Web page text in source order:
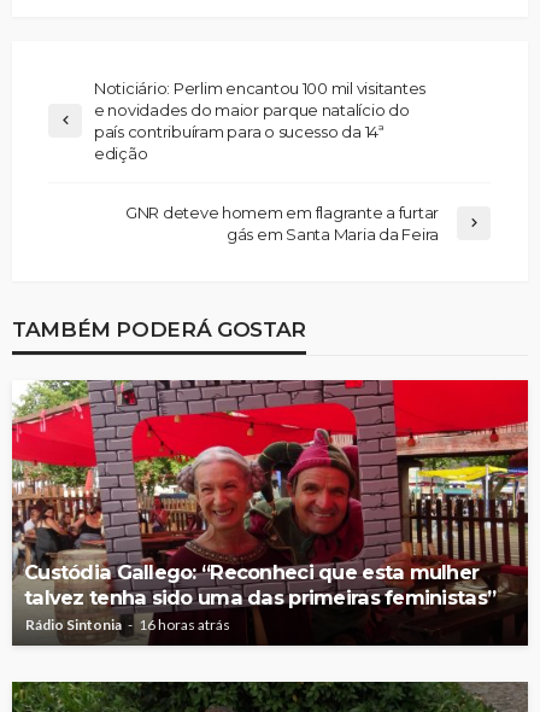
Noticiário: Perlim encantou 100 mil visitantes
e novidades do maior parque natalício do
país contribuíram para o sucesso da 14ª
edição
GNR deteve homem em flagrante a furtar
gás em Santa Maria da Feira
TAMBÉM PODERÁ GOSTAR
Custódia Gallego: “Reconheci que esta mulher
talvez tenha sido uma das primeiras feministas”
Rádio Sintonia 16 horas atrás